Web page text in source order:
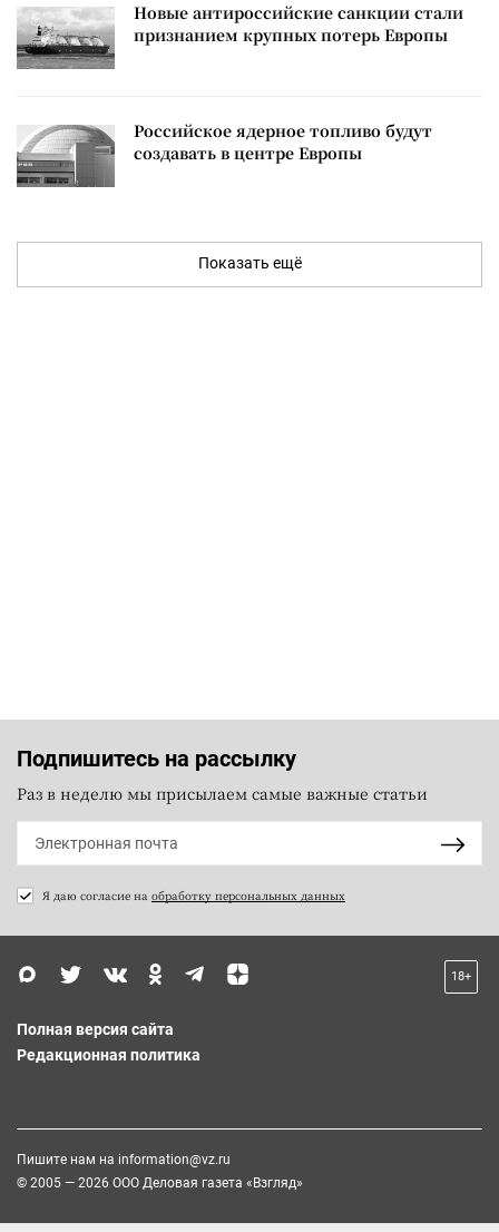
Новые антироссийские санкции стали
признанием крупных потерь Европы
Российское ядерное топливо будут
создавать в центре Европы
Показать ещё
Подпишитесь на рассылку
Раз в неделю мы присылаем самые важные статьи
Я даю согласие на обработку персональных данных
18+
Полная версия сайта
Редакционная политика
Пишите нам на information@vz.ru
© 2005 — 2026 ООО Деловая газета «Взгляд»